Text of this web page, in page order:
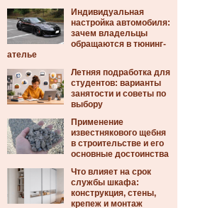
Индивидуальная
настройка автомобиля:
зачем владельцы
обращаются в тюнинг-
ателье
Летняя подработка для
студентов: варианты
занятости и советы по
выбору
Применение
известнякового щебня
в строительстве и его
основные достоинства
Что влияет на срок
службы шкафа:
конструкция, стены,
крепеж и монтаж